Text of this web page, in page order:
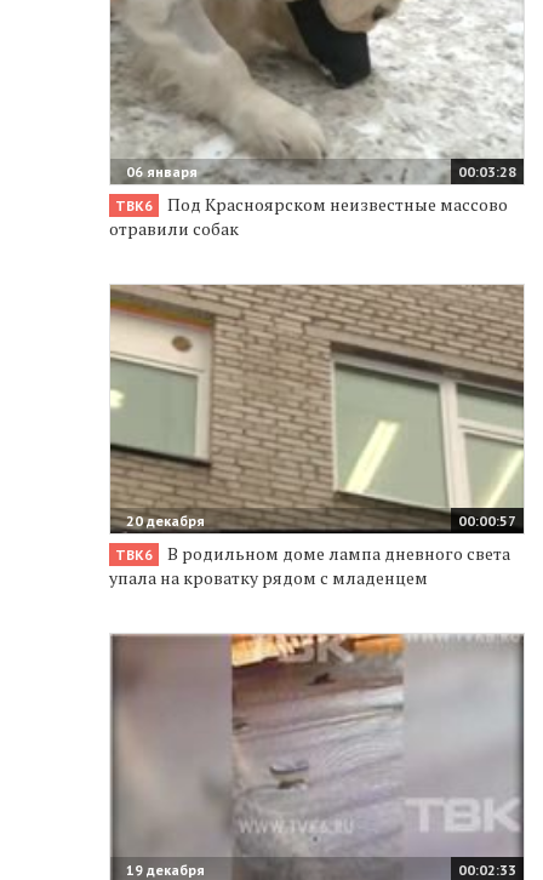
00:03:28
06 января
ТВК6
Под Красноярском неизвестные массово
отравили собак
00:00:57
20 декабря
ТВК6
В родильном доме лампа дневного света
упала на кроватку рядом с младенцем
00:02:33
19 декабря